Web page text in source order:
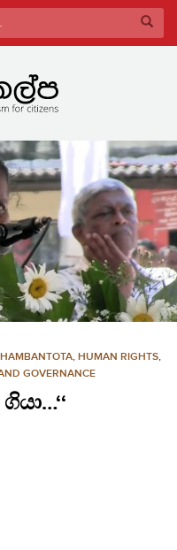
HAMBANTOTA, HUMAN RIGHTS,
GOVERNANCE